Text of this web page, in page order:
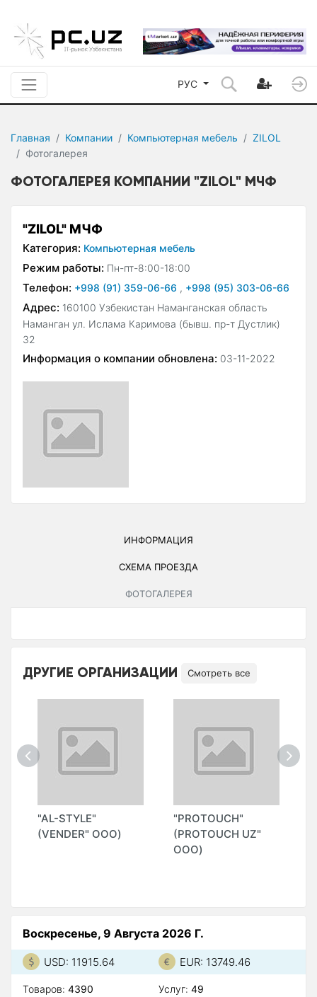
РУС
Главная Компании Компьютерная мебель
ZILOL
Фотогалерея
ФОТОГАЛЕРЕЯ КОМПАНИИ "ZILOL" МЧФ
"ZILOL" МЧФ
Категория: Компьютерная мебель
Режим работы: Пн-пт-8:00-18:00
Телефон: +998 (91) 359-06-66 , +998 (95) 303-06-66
Адрес: 160100 Узбекистан Наманганская область
Наманган ул. Ислама Каримова (бывш. пр-т Дустлик)
32
Информация о компании обновлена: 03-11-2022
ИНФОРМАЦИЯ
СХЕМА ПРОЕЗДА
ФОТОГАЛЕРЕЯ
ДРУГИЕ ОРГАНИЗАЦИИ Смотреть все
"AL-STYLE"
(VENDER" ООО)
"PROTOUCH"
(PROTOUCH UZ"
ООО)
Воскресенье, 9 Августа 2026 Г.
USD: 11915.64 EUR: 13749.46
Товаров: 4390
Услуг: 49